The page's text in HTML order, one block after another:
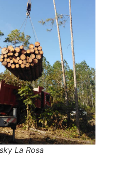
La Rosa